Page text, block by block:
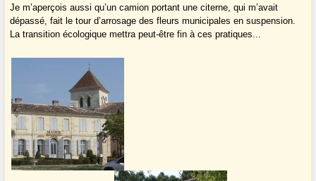
Je m’aperçois aussi qu’un camion portant une citerne, qui m’avait
dépassé, fait le tour d’arrosage des fleurs municipales en suspension.
La transition écologique mettra peut-être fin à ces pratiques...